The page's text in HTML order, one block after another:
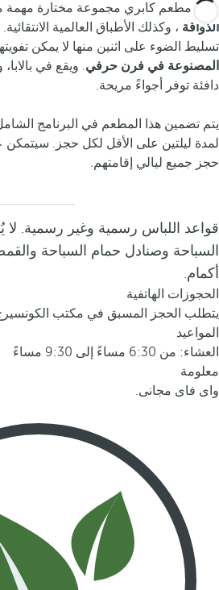
يقدم مطعم كابري مجموعة مختارة مهمة
الذواقة ، وكذلك الأطباق العالمية
تسليط الضوء على اثنين منها لا يمكن
المصنوعة في فرن حرفي. ويقع في
دافئة توفر أجواءً مريحة.
يتم تضمين هذا المطعم في البرنامج
حجز جميع ليالي إقامتهم.
قواعد اللباس رسمية وغير رسمية. لا
السباحة وصنادل حمام السباحة
أكمام.
الحجوزات الهاتفية
يتطلب الحجز المسبق في مكتب
المواعيد
العشاء: من 6:30 مساءً إلى 9:30 مساءً
معلومة
واى فاى مجانى.